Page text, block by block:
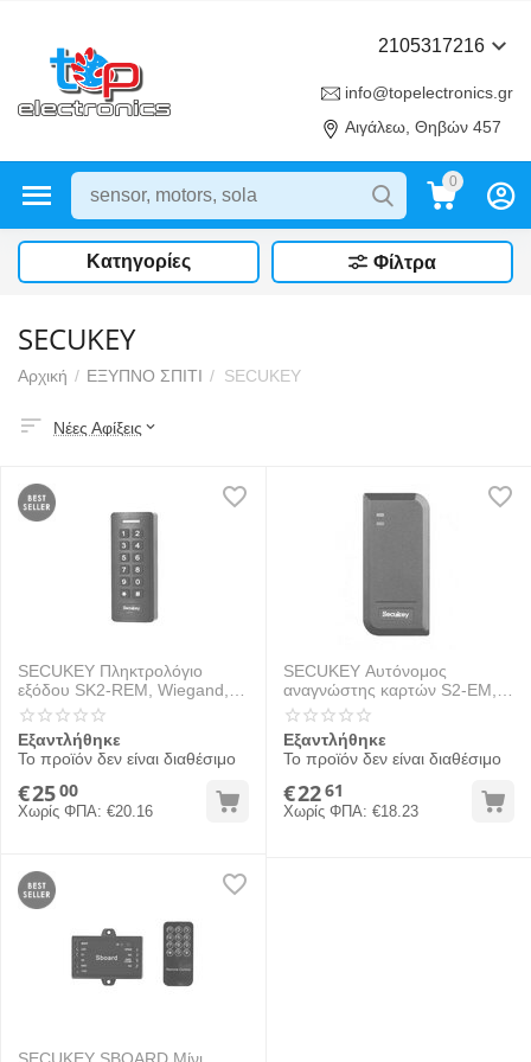
2105317216
info@topelectronics.gr
Αιγάλεω, Θηβών 457
0
Κατηγορίες Φίλτρα
SECUKEY
Αρχική / ΕΞΥΠΝΟ ΣΠΙΤΙ / SECUKEY
Νέες Αφίξεις
SECUKEY Πληκτρολόγιο
εξόδου SK2-REM, Wiegand,
125KHz
Εξαντλήθηκε
Το προϊόν δεν είναι διαθέσιμο
€2500
Χωρίς ΦΠΑ: €20.16
SECUKEY Αυτόνομος
αναγνώστης καρτών S2-EM,
αδιάβροχος
Εξαντλήθηκε
Το προϊόν δεν είναι διαθέσιμο
€2261
Χωρίς ΦΠΑ: €18.23